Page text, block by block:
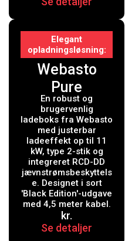
Elegant
opladningsløsning
Webasto
Pure
Ladeboks 11
kW Type 2
Black Edition
med 4.5 mtr.
kabel -
Integreret
RCD-DD
jævnstrøms
En robust og
brugervenlig
ladeboks fra Webasto
med justerbar
ladeeffekt op til 11
kW, type 2-stik og
integreret RCD-DD
jævnstrømsbeskyttels
e. Designet i sort
'Black Edition'-udgave
med 4,5 meter kabel.
kr.
Se detaljer